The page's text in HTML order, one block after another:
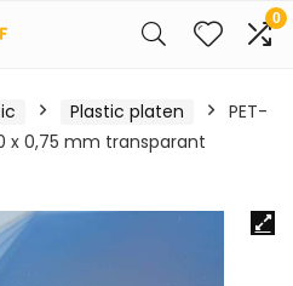
0
Plastic platen
PET-
x 0,75 mm transparant